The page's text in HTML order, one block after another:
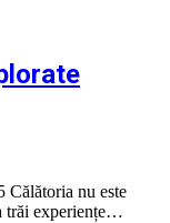
Călătoria nu este
trăi experiențe…